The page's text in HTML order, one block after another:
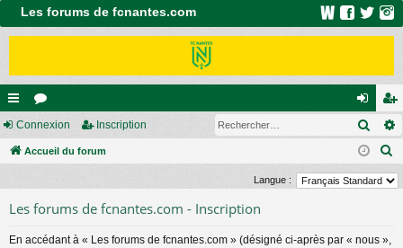
Les forums de fcnantes.com
ac
co
ci
s
or
u
s
on
ne
xi
ns
cri
pti
Connexion Inscription
Accueil du forum
c
Langue :
Les forums de fcnantes.com - Inscription
En accédant à « Les forums de fcnantes.com » (désigné ci-après par « nous »,